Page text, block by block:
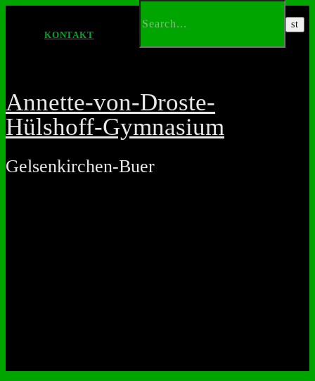
KONTAKT
Annette-von-Droste-
Hülshoff-Gymnasium
Gelsenkirchen-Buer